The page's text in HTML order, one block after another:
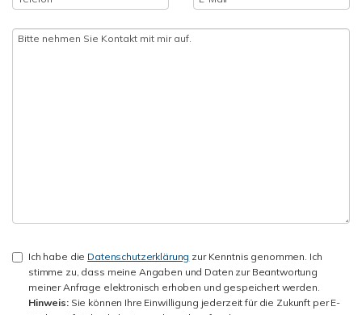
Ich habe die Datenschutzerklärung zur Kenntnis genommen. Ich
stimme zu, dass meine Angaben und Daten zur Beantwortung
meiner Anfrage elektronisch erhoben und gespeichert werden.
Hinweis:Sie können Ihre Einwilligung jederzeit für die Zukunft per E-